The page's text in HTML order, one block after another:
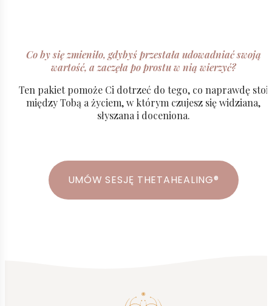
mówić własnym głosem
Co by się zmieniło, gdybyś przestała udowadniać swoją
wartość, a zaczęła po prostu w nią wierzyć?
Ten pakiet pomoże Ci dotrzeć do tego, co naprawdę stoi
między Tobą a życiem, w którym czujesz się widziana,
słyszana i doceniona.
UMÓW SESJĘ THETAHEALING®